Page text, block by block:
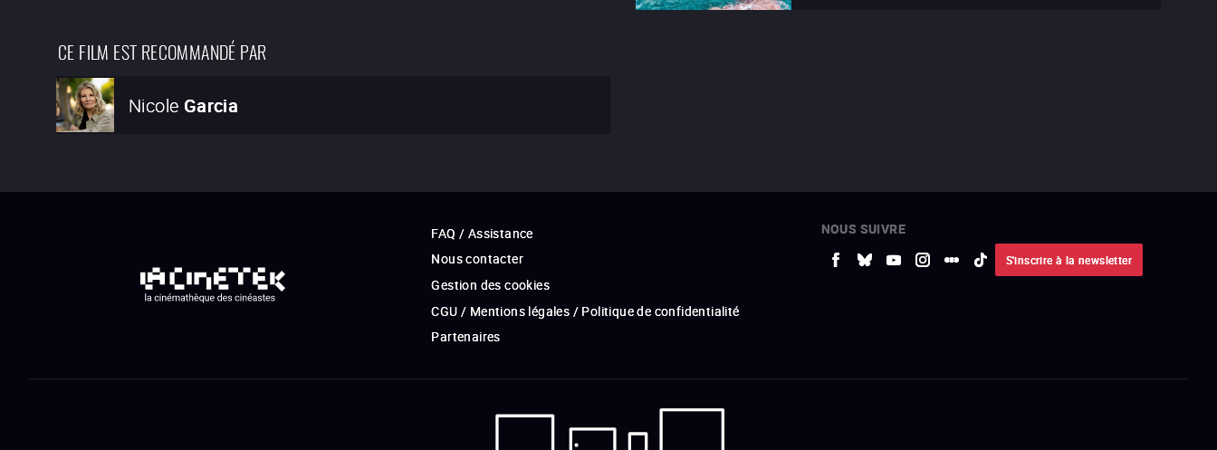
CE FILM EST RECOMMANDÉ PAR
Nicole Garcia
FAQ / Assistance
Nous contacter
Gestion des cookies
CGU / Mentions légales / Politique de confidentialité
Partenaires
NOUS SUIVRE
S'inscrire à la newsletter